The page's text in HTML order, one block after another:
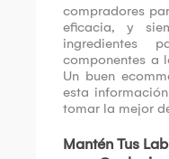
compradores
eficacia, y
ingredientes
componentes a
Un buen
esta
tomar la mejor
Mantén Tus